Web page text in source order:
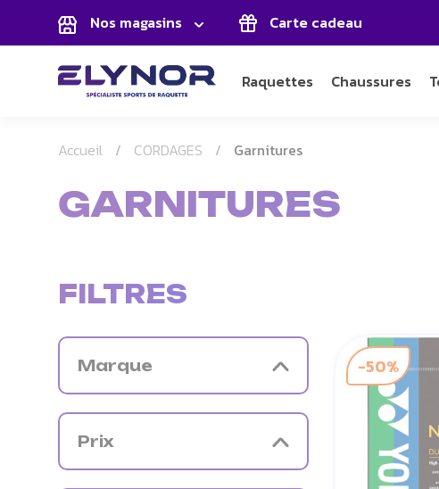
Panneau de gestion des cookies
Nos magasins Carte cadeau
Raquettes Chaussures
Accueil CORDAGES Garnitures
GARNITURES
FILTRES
Marque
Prix
-50%